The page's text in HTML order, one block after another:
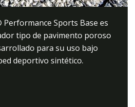
Performance Sports Base es
tipo de pavimento poroso
para su uso bajo
deportivo sintético.